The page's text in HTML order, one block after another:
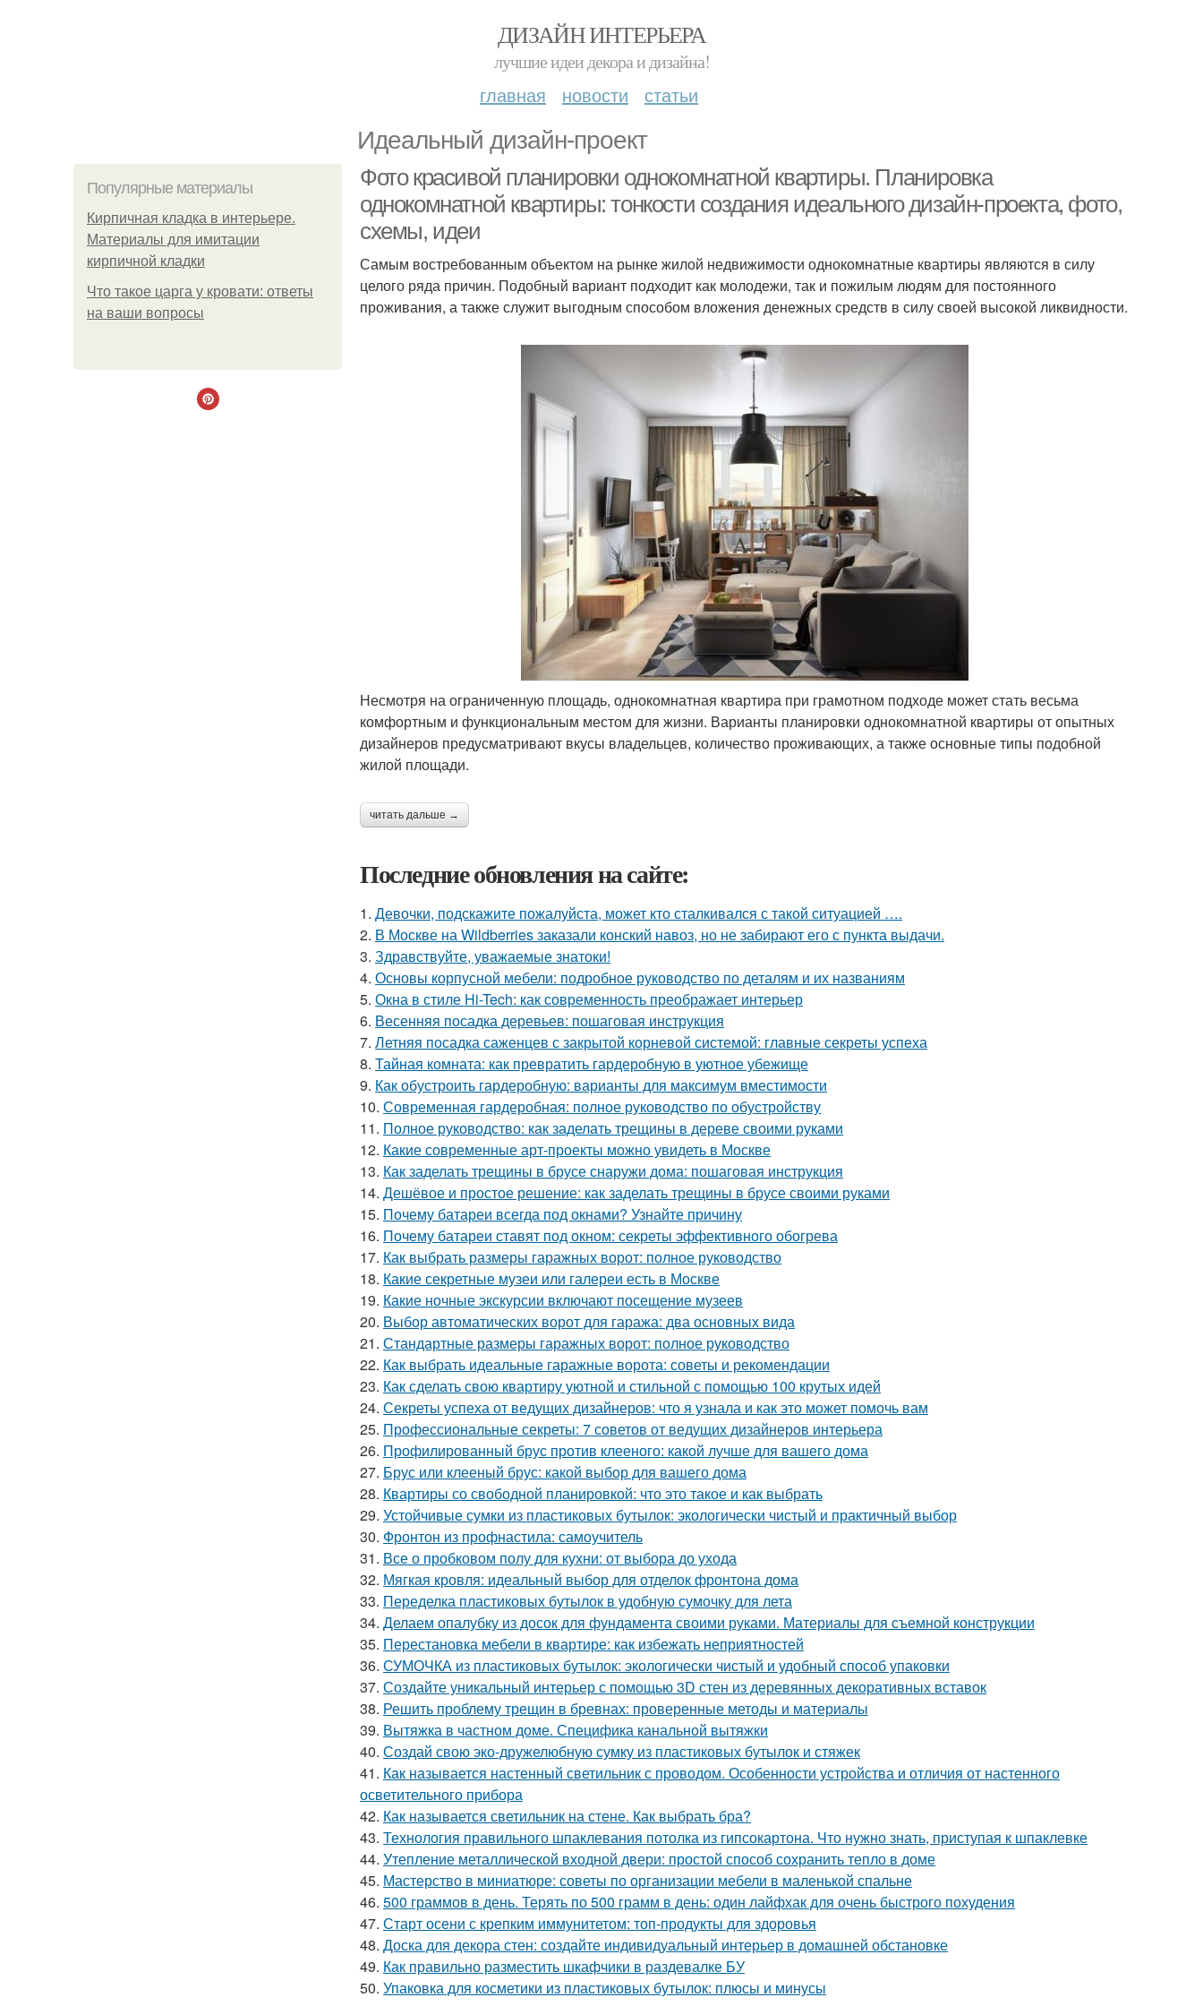
ДИЗАЙН ИНТЕРЬЕРА
лучшие идеи декора и дизайна!
главная новости статьи
Идеальный дизайн-проект
Популярные материалы
Кирпичная кладка в интерьере.
Материалы для имитации
кирпичной кладки
Что такое царга у кровати: ответы
на ваши вопросы
Фото красивой планировки однокомнатной квартиры. Планировка
однокомнатной квартиры: тонкости создания идеального дизайн-проекта, фото,
схемы, идеи
Самым востребованным объектом на рынке жилой недвижимости однокомнатные квартиры являются в силу
целого ряда причин. Подобный вариант подходит как молодежи, так и пожилым людям для постоянного
проживания, а также служит выгодным способом вложения денежных средств в силу своей высокой ликвидности.
Несмотря на ограниченную площадь, однокомнатная квартира при грамотном подходе может стать весьма
комфортным и функциональным местом для жизни. Варианты планировки однокомнатной квартиры от опытных
дизайнеров предусматривают вкусы владельцев, количество проживающих, а также основные типы подобной
жилой площади.
читать дальше →
Последние обновления на сайте:
1. Девочки, подскажите пожалуйста, может кто сталкивался с такой ситуацией ….
2. В Москве на Wildberries заказали конский навоз, но не забирают его с пункта выдачи.
3. Здравствуйте, уважаемые знатоки!
4. Основы корпусной мебели: подробное руководство по деталям и их названиям
5. Окна в стиле Hi-Tech: как современность преображает интерьер
6. Весенняя посадка деревьев: пошаговая инструкция
7. Летняя посадка саженцев с закрытой корневой системой: главные секреты успеха
8. Тайная комната: как превратить гардеробную в уютное убежище
9. Как обустроить гардеробную: варианты для максимум вместимости
10. Современная гардеробная: полное руководство по обустройству
11. Полное руководство: как заделать трещины в дереве своими руками
12. Какие современные арт-проекты можно увидеть в Москве
13. Как заделать трещины в брусе снаружи дома: пошаговая инструкция
14. Дешёвое и простое решение: как заделать трещины в брусе своими руками
15. Почему батареи всегда под окнами? Узнайте причину
16. Почему батареи ставят под окном: секреты эффективного обогрева
17. Как выбрать размеры гаражных ворот: полное руководство
18. Какие секретные музеи или галереи есть в Москве
19. Какие ночные экскурсии включают посещение музеев
20. Выбор автоматических ворот для гаража: два основных вида
21. Стандартные размеры гаражных ворот: полное руководство
22. Как выбрать идеальные гаражные ворота: советы и рекомендации
23. Как сделать свою квартиру уютной и стильной с помощью 100 крутых идей
24. Секреты успеха от ведущих дизайнеров: что я узнала и как это может помочь вам
25. Профессиональные секреты: 7 советов от ведущих дизайнеров интерьера
26. Профилированный брус против клееного: какой лучше для вашего дома
27. Брус или клееный брус: какой выбор для вашего дома
28. Квартиры со свободной планировкой: что это такое и как выбрать
29. Устойчивые сумки из пластиковых бутылок: экологически чистый и практичный выбор
30. Фронтон из профнастила: самоучитель
31. Все о пробковом полу для кухни: от выбора до ухода
32. Мягкая кровля: идеальный выбор для отделок фронтона дома
33. Переделка пластиковых бутылок в удобную сумочку для лета
34. Делаем опалубку из досок для фундамента своими руками. Материалы для съемной конструкции
35. Перестановка мебели в квартире: как избежать неприятностей
36. СУМОЧКА из пластиковых бутылок: экологически чистый и удобный способ упаковки
37. Создайте уникальный интерьер с помощью 3D стен из деревянных декоративных вставок
38. Решить проблему трещин в бревнах: проверенные методы и материалы
39. Вытяжка в частном доме. Специфика канальной вытяжки
40. Создай свою эко-дружелюбную сумку из пластиковых бутылок и стяжек
41. Как называется настенный светильник с проводом. Особенности устройства и отличия от настенного
осветительного прибора
42. Как называется светильник на стене. Как выбрать бра?
43. Технология правильного шпаклевания потолка из гипсокартона. Что нужно знать, приступая к шпаклевке
44. Утепление металлической входной двери: простой способ сохранить тепло в доме
45. Мастерство в миниатюре: советы по организации мебели в маленькой спальне
46. 500 граммов в день. Терять по 500 грамм в день: один лайфхак для очень быстрого похудения
47. Старт осени с крепким иммунитетом: топ-продукты для здоровья
48. Доска для декора стен: создайте индивидуальный интерьер в домашней обстановке
49. Как правильно разместить шкафчики в раздевалке БУ
50. Упаковка для косметики из пластиковых бутылок: плюсы и минусы